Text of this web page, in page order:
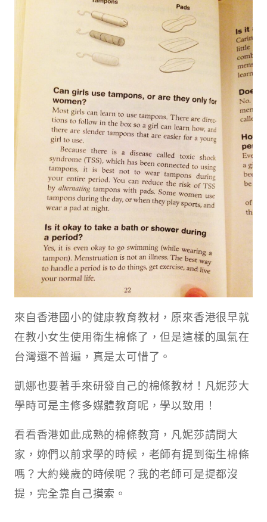
來自香港國小的健康教育教材，原來香港很早就
在教小女生使用衛生棉條了，但是這樣的風氣在
台灣還不普遍，真是太可惜了。
凱娜也要著手來研發自己的棉條教材！凡妮莎大
學時可是主修多媒體教育呢，學以致用！
看看香港如此成熟的棉條教育，凡妮莎請問大
家，妳們以前求學的時候，老師有提到衛生棉條
嗎？大約幾歲的時候呢？我的老師可是提都沒
提，完全靠自己摸索。